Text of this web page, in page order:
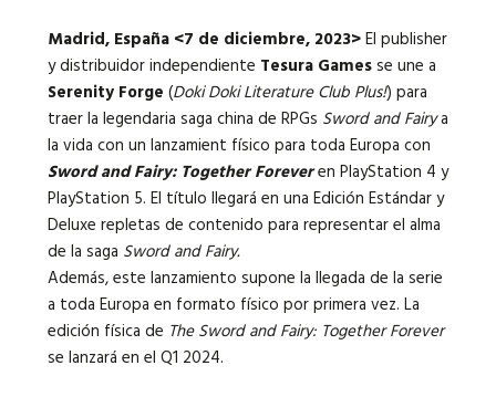
Madrid, España <7 de diciembre, 2023>El publisher
y distribuidor independiente Tesura Gamesse une a
Serenity Forge (Doki Doki Literature Club Plus!) para
traer la legendaria saga china de RPGs Sword and Fairya
la vida con un lanzamient físico para toda Europa con
Sword and Fairy: Together Foreveren PlayStation 4 y
PlayStation 5. El título llegará en una Edición Estándar y
Deluxe repletas de contenido para representar el alma
de la saga Sword and Fairy.
Además, este lanzamiento supone la llegada de la serie
a toda Europa en formato físico por primera vez. La
edición física de The Sword and Fairy: Together Forever
se lanzará en el Q1 2024.